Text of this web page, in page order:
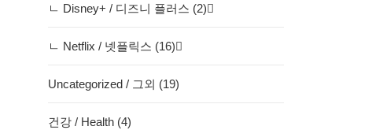
ㄴ Disney+ / 디즈니 플러스 (2)
ㄴ Netflix / 넷플릭스 (16)
Uncategorized / 그외 (19)
건강 / Health (4)